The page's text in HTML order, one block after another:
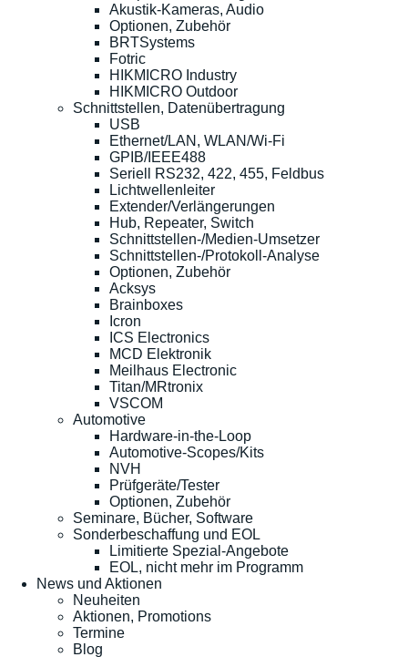
Akustik-Kameras, Audio
Optionen, Zubehör
BRTSystems
Fotric
HIKMICRO Industry
HIKMICRO Outdoor
Schnittstellen, Datenübertragung
USB
Ethernet/LAN, WLAN/Wi-Fi
GPIB/IEEE488
Seriell RS232, 422, 455, Feldbus
Lichtwellenleiter
Extender/Verlängerungen
Hub, Repeater, Switch
Schnittstellen-/Medien-Umsetzer
Schnittstellen-/Protokoll-Analyse
Optionen, Zubehör
Acksys
Brainboxes
Icron
ICS Electronics
MCD Elektronik
Meilhaus Electronic
Titan/MRtronix
VSCOM
Automotive
Hardware-in-the-Loop
Automotive-Scopes/Kits
NVH
Prüfgeräte/Tester
Optionen, Zubehör
Seminare, Bücher, Software
Sonderbeschaffung und EOL
Limitierte Spezial-Angebote
EOL, nicht mehr im Programm
News und Aktionen
Neuheiten
Aktionen, Promotions
Termine
Blog